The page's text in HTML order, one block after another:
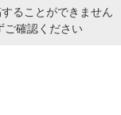
ることができません
ご確認ください